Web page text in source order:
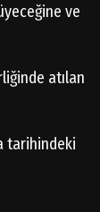
ve
atılan
tarihindeki